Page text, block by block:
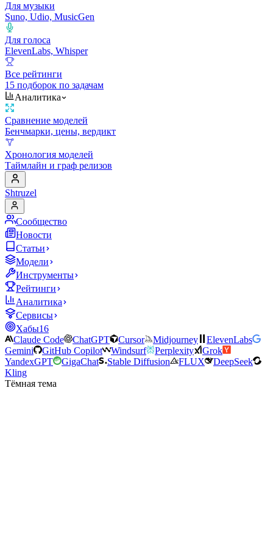
Для музыки
Suno, Udio, MusicGen
Для голоса
ElevenLabs, Whisper
Все рейтинги
15 подборок по задачам
Аналитика
Сравнение моделей
Бенчмарки, цены, вердикт
Хронология моделей
Таймлайн и граф релизов
Shtruzel
Сообщество
Новости
Статьи
Модели
Инструменты
Рейтинги
Аналитика
Сервисы
Хабы16
Claude Code
ChatGPT Cursor Midjourney
ElevenLabs
Gemini
GitHub Copilot Windsurf Perplexity
Grok
YandexGPT
GigaChat Stable Diffusion FLUX
DeepSeek
Kling
Тёмная тема